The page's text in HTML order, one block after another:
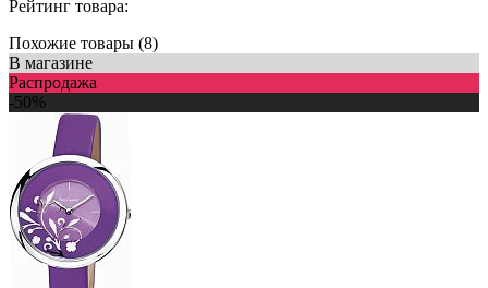
Рейтинг товара:
Похожие товары (8)
В магазине
Распродажа
-50%